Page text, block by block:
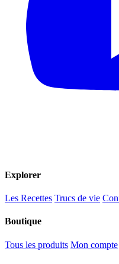
Explorer
Les Recettes Trucs de vie
Boutique
Tous les produits Mon compte